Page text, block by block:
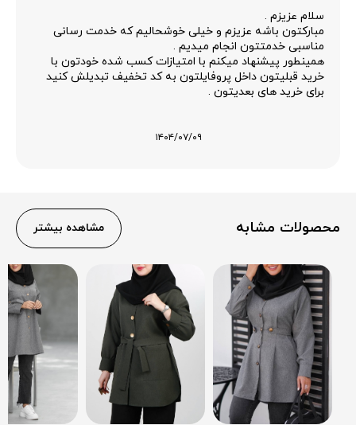
سلام عزیزم .
مبارکتون باشه عزیزم و خیلی خوشحالیم که خدمت رسانی
مناسبی خدمتتون انجام میدیم .
همینطور پیشنهاد میکنم با امتیازات کسب شده خودتون با
خرید قبلیتون داخل پروفایلتون به کد تخفیف تبدیلش کنید
برای خرید های بعدیتون .
۱۴۰۴/۰۷/۰۹
محصولات مشابه مشاهده بیشتر